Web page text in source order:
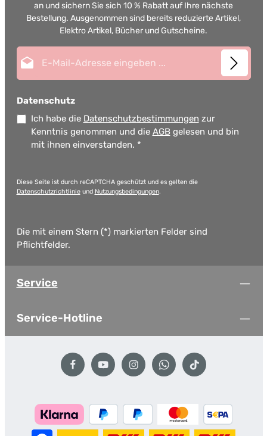
an und sichern Sie sich 10 % Rabatt auf Ihre nächste
Bestellung. Ausgenommen sind bereits reduzierte Artikel,
Elektro Artikel, Bücher und Gutscheine.
Datenschutz
Ich habe die Datenschutzbestimmungen zur
Kenntnis genommen und die AGB gelesen und bin
mit ihnen einverstanden. *
Diese Seite ist durch reCAPTCHA geschützt und es gelten die
Datenschutzrichtlinieund Nutzungsbedingungen.
Die mit einem Stern (*) markierten Felder sind
Pflichtfelder.
Service
Service-Hotline